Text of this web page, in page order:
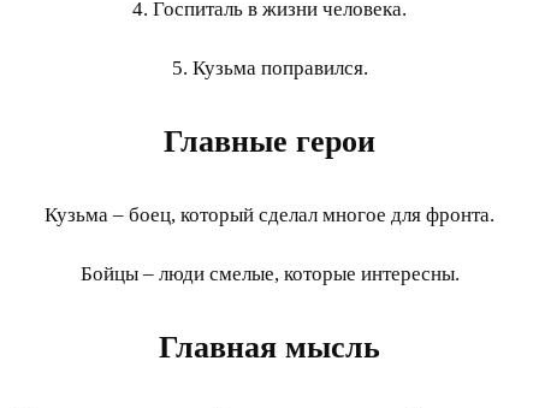
4. Госпиталь в жизни человека.
5. Кузьма поправился.
Главные герои
Кузьма – боец, который сделал многое для фронта.
Бойцы – люди смелые, которые интересны.
Главная мысль